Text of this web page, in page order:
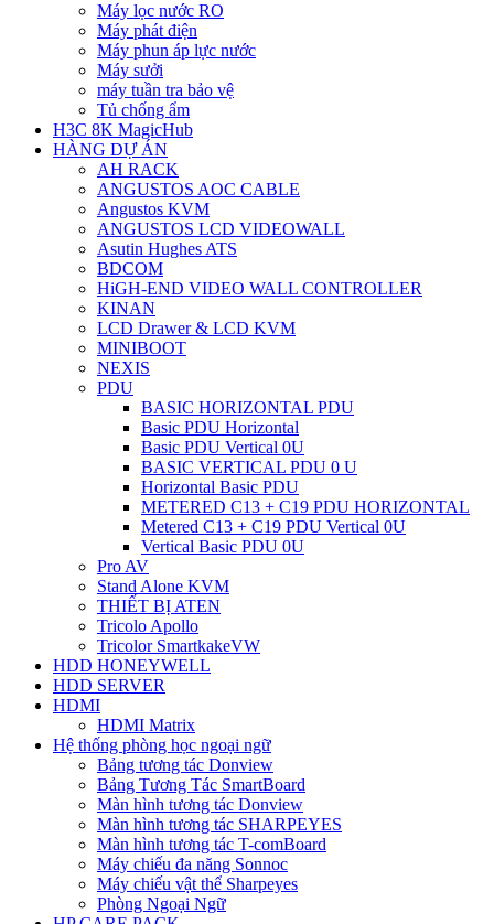
Máy lọc nước RO
Máy phát điện
Máy phun áp lực nước
Máy sưởi
máy tuần tra bảo vệ
Tủ chống ẩm
H3C 8K MagicHub
HÀNG DỰ ÁN
AH RACK
ANGUSTOS AOC CABLE
Angustos KVM
ANGUSTOS LCD VIDEOWALL
Asutin Hughes ATS
BDCOM
HiGH-END VIDEO WALL CONTROLLER
KINAN
LCD Drawer & LCD KVM
MINIBOOT
NEXIS
PDU
BASIC HORIZONTAL PDU
Basic PDU Horizontal
Basic PDU Vertical 0U
BASIC VERTICAL PDU 0 U
Horizontal Basic PDU
METERED C13 + C19 PDU HORIZONTAL
Metered C13 + C19 PDU Vertical 0U
Vertical Basic PDU 0U
Pro AV
Stand Alone KVM
THIẾT BỊ ATEN
Tricolo Apollo
Tricolor SmartkakeVW
HDD HONEYWELL
HDD SERVER
HDMI
HDMI Matrix
Hệ thống phòng học ngoại ngữ
Bảng tương tác Donview
Bảng Tương Tác SmartBoard
Màn hình tương tác Donview
Màn hình tương tác SHARPEYES
Màn hình tương tác T-comBoard
Máy chiếu đa năng Sonnoc
Máy chiếu vật thể Sharpeyes
Phòng Ngoại Ngữ